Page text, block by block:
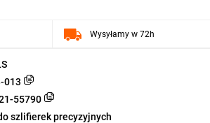
013
55790
szlifierek precyzyjnych
Wysyłamy w 72h